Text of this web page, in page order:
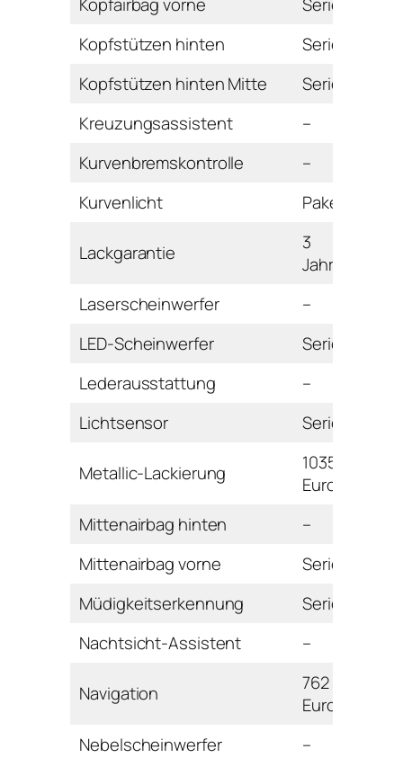
Kopfairbag vorne
Serie
Kopfstützen hinten
Serie
Kopfstützen hinten Mitte
Serie
Kreuzungsassistent
–
Kurvenbremskontrolle
–
Kurvenlicht
Paket
Lackgarantie
3
Jahre
Laserscheinwerfer
–
LED-Scheinwerfer
Serie
Lederausstattung
–
Lichtsensor
Serie
Metallic-Lackierung
1035
Euro
Mittenairbag hinten
–
Mittenairbag vorne
Serie
Müdigkeitserkennung
Serie
Nachtsicht-Assistent
–
Navigation
762
Euro
Nebelscheinwerfer
–